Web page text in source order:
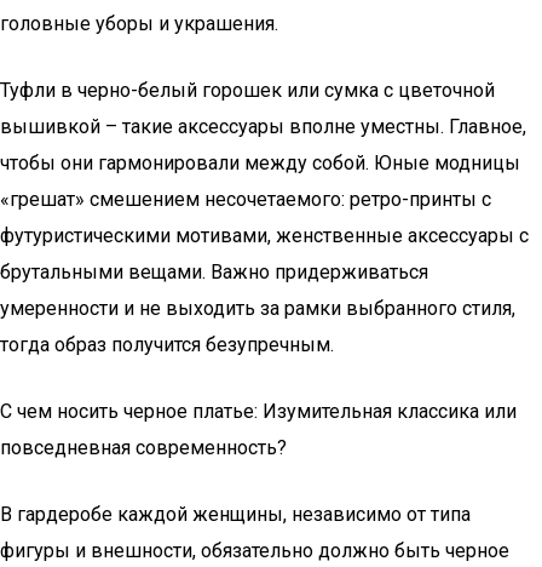
головные уборы и украшения.
Туфли в черно-белый горошек или сумка с цветочной
вышивкой – такие аксессуары вполне уместны. Главное,
чтобы они гармонировали между собой. Юные модницы
«грешат» смешением несочетаемого: ретро-принты с
футуристическими мотивами, женственные аксессуары с
брутальными вещами. Важно придерживаться
умеренности и не выходить за рамки выбранного стиля,
тогда образ получится безупречным.
С чем носить черное платье: Изумительная классика или
повседневная современность?
В гардеробе каждой женщины, независимо от типа
фигуры и внешности, обязательно должно быть черное